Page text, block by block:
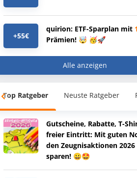
+55€
quirion: ETF-Sparplan mit
Prämien! 🤯 🥳🚀
Alle anzeigen
Top Ratgeber Neuste Ratgeber
Gutscheine, Rabatte, T-
freier Eintritt: Mit guten
den Zeugnisaktionen
sparen! 😀🤩